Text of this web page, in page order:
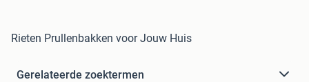
Rieten Prullenbakken voor Jouw Huis
Gerelateerde zoektermen